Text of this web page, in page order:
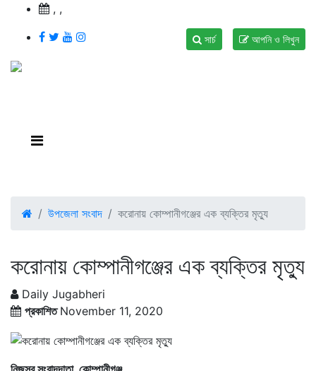
, ,
আপনি ও লিখুন
সার্চ
উপজেলা সংবাদ করোনায় কোম্পানীগঞ্জের এক ব্যক্তির মৃত্যু
করোনায় কোম্পানীগঞ্জের এক ব্যক্তির মৃত্যু
Daily Jugabheri
প্রকাশিতNovember 11, 2020